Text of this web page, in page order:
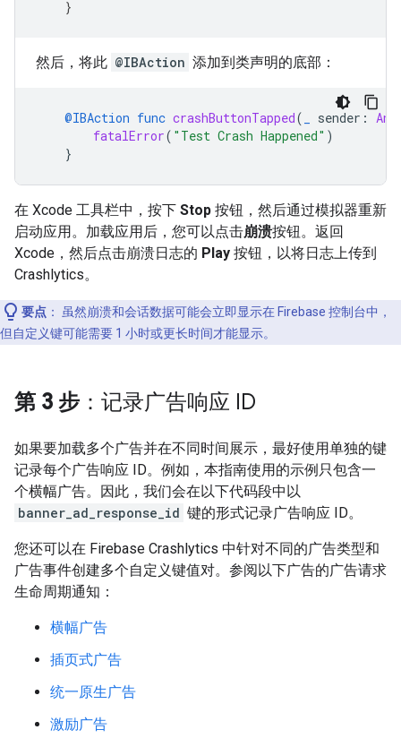
}
然后，将此 @IBAction 添加到类声明的底部：
@IBAction func crashButtonTapped( sender :
fatalError( "Test Crash Happened" )
}
在 Xcode 工具栏中，按下 Stop 按钮，然后通过模拟器重新
启动应用。加载应用后，您可以点击崩溃按钮。返回
Xcode，然后点击崩溃日志的 Play 按钮，以将日志上传到
Crashlytics。
要点 ：
虽然崩溃和会话数据可能会立即显示在 Firebase 控制台中，
但自定义键可能需要 1 小时或更长时间才能显示。
第 3 步 ：记录广告响应 ID
如果要加载多个广告并在不同时间展示，最好使用单独的键
记录每个广告响应 ID。例如，本指南使用的示例只包含一
个横幅广告。因此，我们会在以下代码段中以
banner_ad_response_id 键的形式记录广告响应 ID。
您还可以在 Firebase Crashlytics 中针对不同的广告类型和
广告事件创建多个自定义键值对。参阅以下广告的广告请求
生命周期通知：
横幅广告
插页式广告
统一原生广告
激励广告